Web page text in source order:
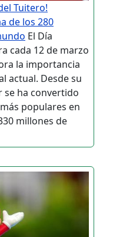
Tuitero!
de los 280
El Día
cada 12 de marzo
la importancia
actual. Desde su
se ha convertido
populares en
millones de